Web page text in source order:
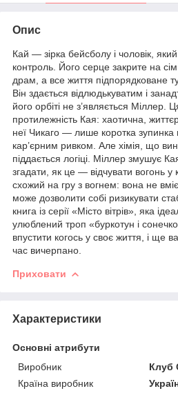
Опис
Кай — зірка бейсболу і чоловік,
контроль. Його серце закрите на
драм, а все життя підпорядковане
Він здається відлюдькуватим і
його орбіті не з’являється Міллер.
протилежність Кая: хаотична,
неї Чикаго — лише коротка
кар’єрним ривком. Але хімія, що
піддається логіці. Міллер змушує
згадати, як це — відчувати вогонь у
схожий на гру з вогнем: вона не вміє
може дозволити собі ризикувати
книга із серії «Місто вітрів», яка
улюблений троп «буркотун і
впустити когось у своє життя, і ще
час вичерпано.
Приховати
Характеристики
Основні атрибути
Виробник
Клуб
Країна виробник